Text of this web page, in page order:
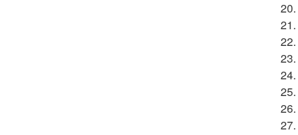
20.
21.
22.
23.
24.
25.
26.
27.